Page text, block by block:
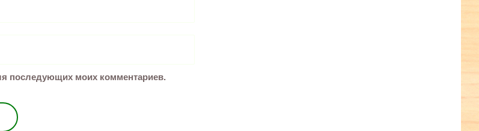
последующих моих комментариев.